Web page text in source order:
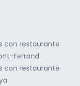
con restaurante
Ferrand
con restaurante